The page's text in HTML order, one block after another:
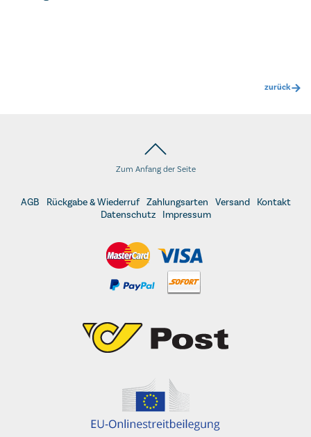
zurück
Zum Anfang der Seite
AGB Rückgabe & Wiederruf Zahlungsarten Versand
Kontakt
Datenschutz
Impressum